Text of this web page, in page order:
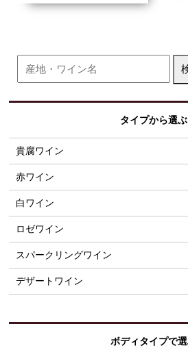
タイプから選ぶ
貴腐ワイン
赤ワイン
白ワイン
ロゼワイン
スパークリングワイン
デザートワイン
ボディタイプで